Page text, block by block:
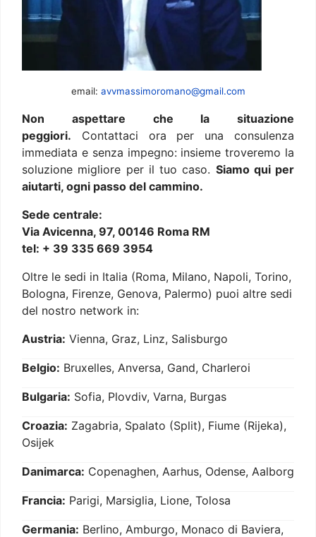
email: avvmassimoromano@gmail.com
Non aspettare che la situazione
peggiori. Contattaci ora per una consulenza
immediata e senza impegno: insieme troveremo la
soluzione migliore per il tuo caso. Siamo qui per
aiutarti, ogni passo del cammino.
Sede centrale:
Via Avicenna, 97, 00146 Roma RM
tel: + 39 335 669 3954
Oltre le sedi in Italia (Roma, Milano, Napoli, Torino,
Bologna, Firenze, Genova, Palermo) puoi altre sedi
del nostro network in:
Austria: Vienna, Graz, Linz, Salisburgo
Belgio: Bruxelles, Anversa, Gand, Charleroi
Bulgaria: Sofia, Plovdiv, Varna, Burgas
Croazia: Zagabria, Spalato (Split), Fiume (Rijeka),
Osijek
Danimarca: Copenaghen, Aarhus, Odense, Aalborg
Francia: Parigi, Marsiglia, Lione, Tolosa
Germania: Berlino, Amburgo, Monaco di Baviera,